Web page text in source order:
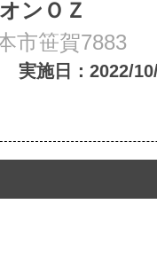
ンＯＺ
市笹賀7883
実施日：2022/